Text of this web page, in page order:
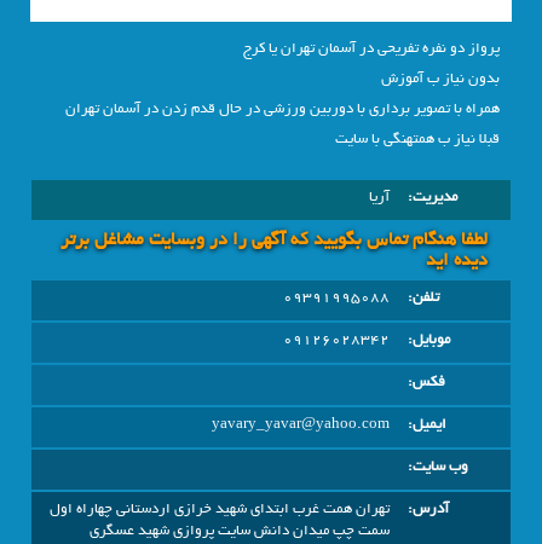
پرواز دو نفره تفریحی در آسمان تهران یا کرج
بدون نیاز ب آموزش
همراه با تصویر برداری با دوربین ورزشی در حال قدم زدن در آسمان تهران
قبلا نیاز ب همتهنگی با سایت
مدیریت: آريا
لطفا هنگام تماس بگویید که آگهی را در وبسايت مشاغل برتر
دیده اید
تلفن:
٠٩٣٩١٩٩٥٠٨٨
موبایل:
٠٩١٢٦٠٢٨٣٤٢
فکس:
ایمیل:
yavary_yavar@yahoo.com
وب سایت:
آدرس:
تهران همت غرب ابتداي شهيد خرازي اردستاني چهاراه اول
سمت چپ ميدان دانش سايت پروازي شهيد عسگري